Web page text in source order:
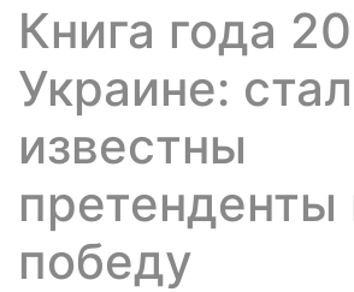
Книга года
Украине:
известны
претенденты
победу